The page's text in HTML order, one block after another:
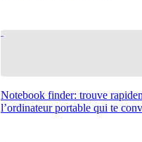
Notebook finder: trouve
l’ordinateur portable qui te